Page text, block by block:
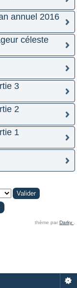
annuel 2016
céleste
3
2
1
thème par Darky